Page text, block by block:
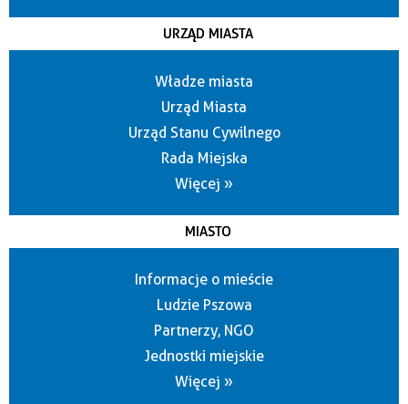
URZĄD MIASTA
Władze miasta
Urząd Miasta
Urząd Stanu Cywilnego
Rada Miejska
Więcej »
MIASTO
Informacje o mieście
Ludzie Pszowa
Partnerzy, NGO
Jednostki miejskie
Więcej »